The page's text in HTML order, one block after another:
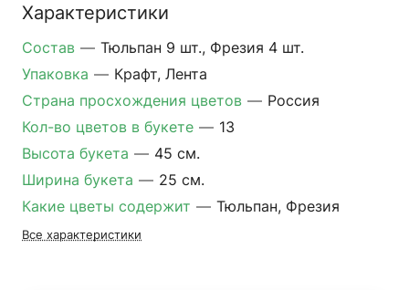
Характеристики
Состав — Тюльпан 9 шт., Фрезия 4 шт.
Упаковка — Крафт, Лента
Страна просхождения цветов — Россия
Кол-во цветов в букете — 13
Высота букета — 45 см.
Ширина букета — 25 см.
Какие цветы содержит — Тюльпан, Фрезия
Все характеристики